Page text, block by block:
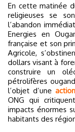
En cette matinée du mardi 29 novembre, des personnalités
religieuses se
l’abandon
Energies en
française et son
Agricole,
dollars visant à
construire un
pétrolifères
l’objet d’une
ONG qui
impacts énormes
habitants des